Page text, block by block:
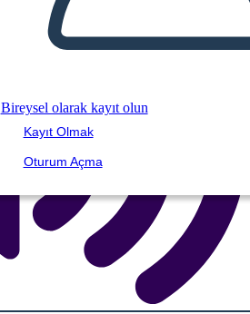
Bireysel olarak kayıt olun
Kayıt Olmak
Oturum Açma